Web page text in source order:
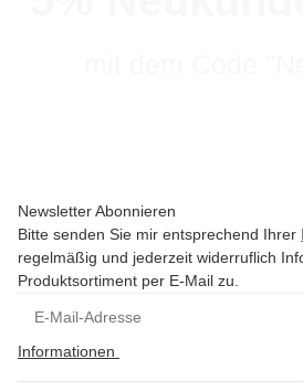
Newsletter Abonnieren
Bitte senden Sie mir entsprechend Ihrer
regelmäßig und jederzeit widerruflich
Produktsortiment per E-Mail zu.
Informationen